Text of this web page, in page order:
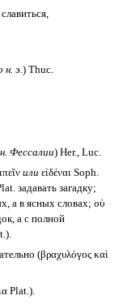
н. э.) Thuc.
Фессалии) Her., Luc.
или εἰδέναι Soph.
задавать загадку;
а в ясных словах; οὐ
а с полной
(βραχυλόγος καὶ
Plat.).